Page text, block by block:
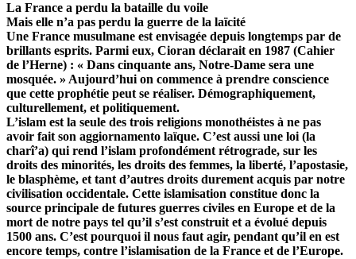
La France a perdu la bataille du voile
Mais elle n’a pas perdu la guerre de la laïcité
Une France musulmane est envisagée depuis longtemps par de
brillants esprits. Parmi eux, Cioran déclarait en 1987 (Cahier
de l’Herne) : « Dans cinquante ans, Notre-Dame sera une
mosquée. » Aujourd’hui on commence à prendre conscience
que cette prophétie peut se réaliser. Démographiquement,
culturellement, et politiquement.
L’islam est la seule des trois religions monothéistes à ne pas
avoir fait son aggiornamento laïque. C’est aussi une loi (la
charî’a) qui rend l’islam profondément rétrograde, sur les
droits des minorités, les droits des femmes, la liberté, l’apostasie,
le blasphème, et tant d’autres droits durement acquis par notre
civilisation occidentale. Cette islamisation constitue donc la
source principale de futures guerres civiles en Europe et de la
mort de notre pays tel qu’il s’est construit et a évolué depuis
1500 ans. C’est pourquoi il nous faut agir, pendant qu’il en est
encore temps, contre l’islamisation de la France et de l’Europe.